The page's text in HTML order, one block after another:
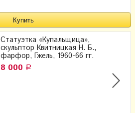
Статуэтка «Купальщица»,
скульптор Квитницкая Н. Б.,
фарфор, Гжель, 1960-66 гг.
8 000 Р